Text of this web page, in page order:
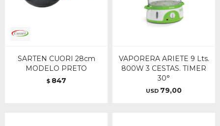
SARTEN CUORI 28cm
MODELO PRETO
$ 847
VAPORERA ARIETE 9 Lts.
800W 3 CESTAS. TIMER
30°
USD 79,00